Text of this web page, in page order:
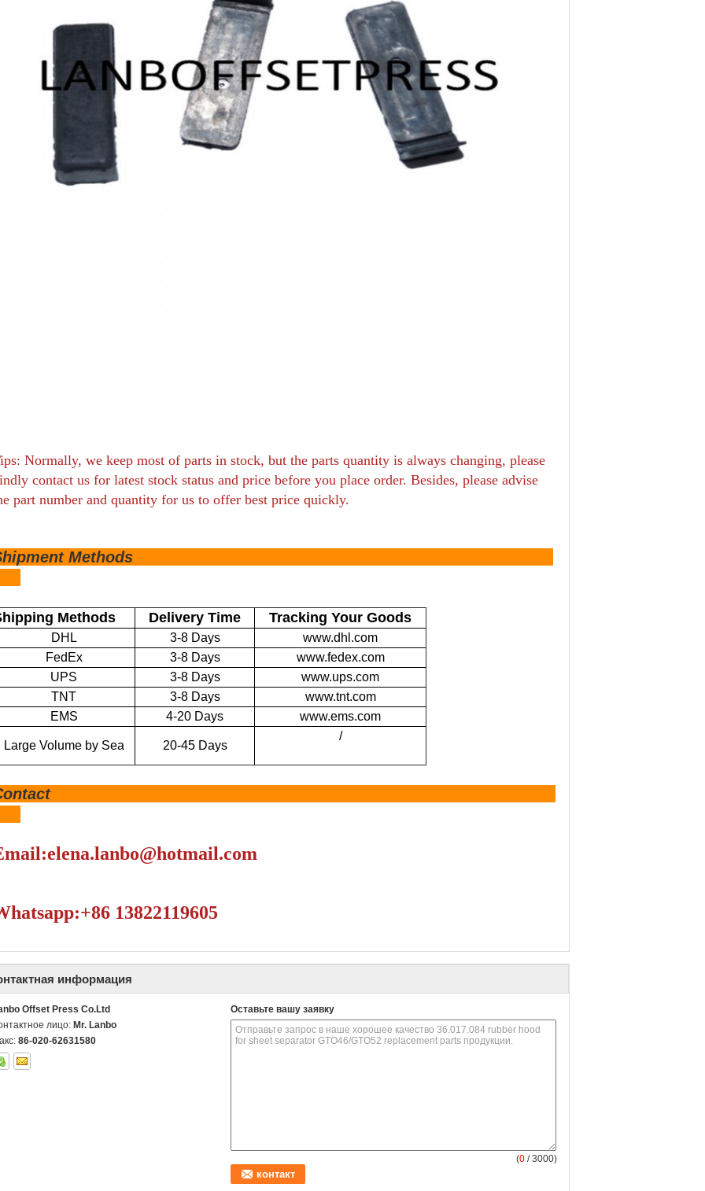
Normally, we keep most of parts in stock, but the parts quantity is always changing, please
contact us for latest stock status and price before you place order. Besides, please advise
part number and quantity for us to offer best price quickly.
ent Methods
Methods Delivery Time Tracking Your Goods
DHL 3-8 Days
www.dhl.com
FedEx
3-8 Days
www.fedex.com
UPS
3-8 Days
www.ups.com
TNT
3-8 Days
www.tnt.com
EMS
4-20 Days www.ems.com
Large Volume by Sea 20-45 Days
/
13822119605
информация
Offset Press Co.Ltd
лицо: Mr. Lanbo
86-020-62631580
Оставьте вашу заявку
(0 / 3000)